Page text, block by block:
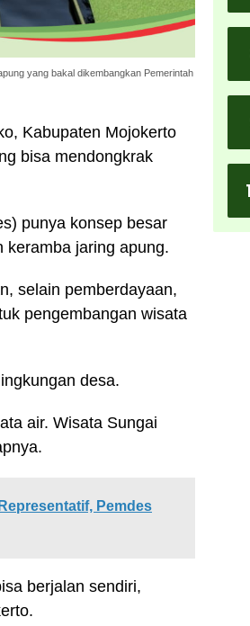
yang bakal dikembangkan Pemerintah
Kabupaten Mojokerto
bisa mendongkrak
punya konsep besar
keramba jaring apung.
selain pemberdayaan,
pengembangan wisata
desa.
air. Wisata Sungai
Pemdes
berjalan sendiri,